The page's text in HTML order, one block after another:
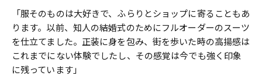
「服そのものは大好きで、ふらりとショップに寄ることもあ
ります。以前、知人の結婚式のためにフルオーダーのスーツ
を仕立てました。正装に身を包み、街を歩いた時の高揚感は
これまでにない体験でしたし、その感覚は今でも強く印象
に残っています」